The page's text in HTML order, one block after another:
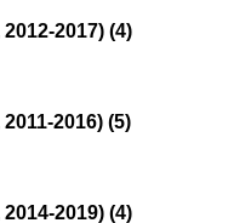
2017) (4)
2016) (5)
2019) (4)